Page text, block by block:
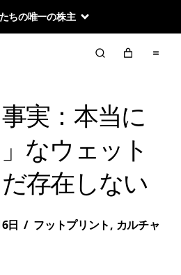
ちの唯一の株主
実：本当に
なウェット
存在しない
日 / フットプリント, カルチャ